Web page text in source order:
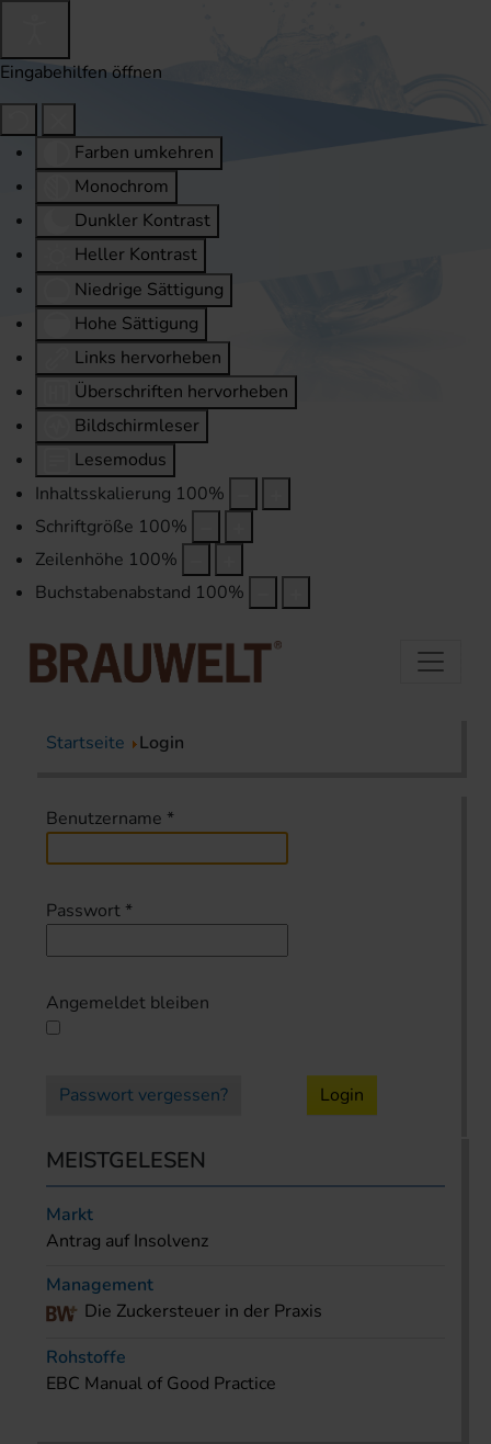
Eingabehilfen öffnen
Farben umkehren
Monochrom
Dunkler Kontrast
Heller Kontrast
Niedrige Sättigung
Hohe Sättigung
Links hervorheben
Überschriften hervorheben
Bildschirmleser
Lesemodus
Inhaltsskalierung 100%
Schriftgröße 100%
Zeilenhöhe 100%
Buchstabenabstand 100%
Startseite Login
Benutzername *
Passwort *
Angemeldet bleiben
Passwort vergessen? Login
MEISTGELESEN
Markt
Antrag auf Insolvenz
Management
Die Zuckersteuer in der Praxis
Rohstoffe
EBC Manual of Good Practice